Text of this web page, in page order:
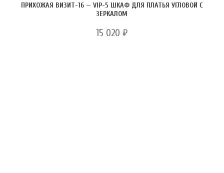
ПРИХОЖАЯ ВИЗИТ-16 — VIP-5 ШКАФ ДЛЯ ПЛАТЬЯ УГЛОВОЙ С
ЗЕРКАЛОМ
15 020 ₽